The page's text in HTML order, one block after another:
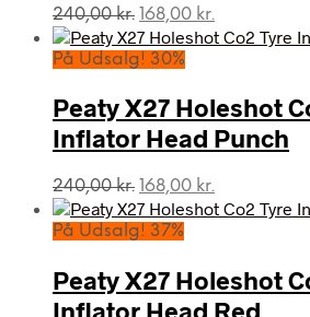
240,00kr. Den
oprindelige
pris
240,00 kr..
168,00 kr.
aktuelle
168,00 kr..
På Udsalg! 30%
Peaty X27 Holeshot
Inflator Head Punch
240,00kr. Den
oprindelige
pris
240,00 kr..
168,00 kr.
aktuelle
168,00 kr..
På Udsalg! 37%
Peaty X27 Holeshot
Inflator Head Red